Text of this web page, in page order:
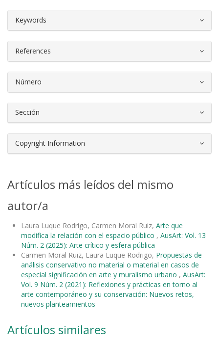
Keywords
References
Número
Sección
Copyright Information
Artículos más leídos del mismo
autor/a
Laura Luque Rodrigo, Carmen Moral Ruiz, Arte que
modifica la relación con el espacio público , AusArt: Vol. 13
Núm. 2 (2025): Arte crítico y esfera pública
Carmen Moral Ruiz, Laura Luque Rodrigo, Propuestas de
análisis conservativo no material o material en casos de
especial significación en arte y muralismo urbano , AusArt:
Vol. 9 Núm. 2 (2021): Reflexiones y prácticas en torno al
arte contemporáneo y su conservación: Nuevos retos,
nuevos planteamientos
Artículos similares